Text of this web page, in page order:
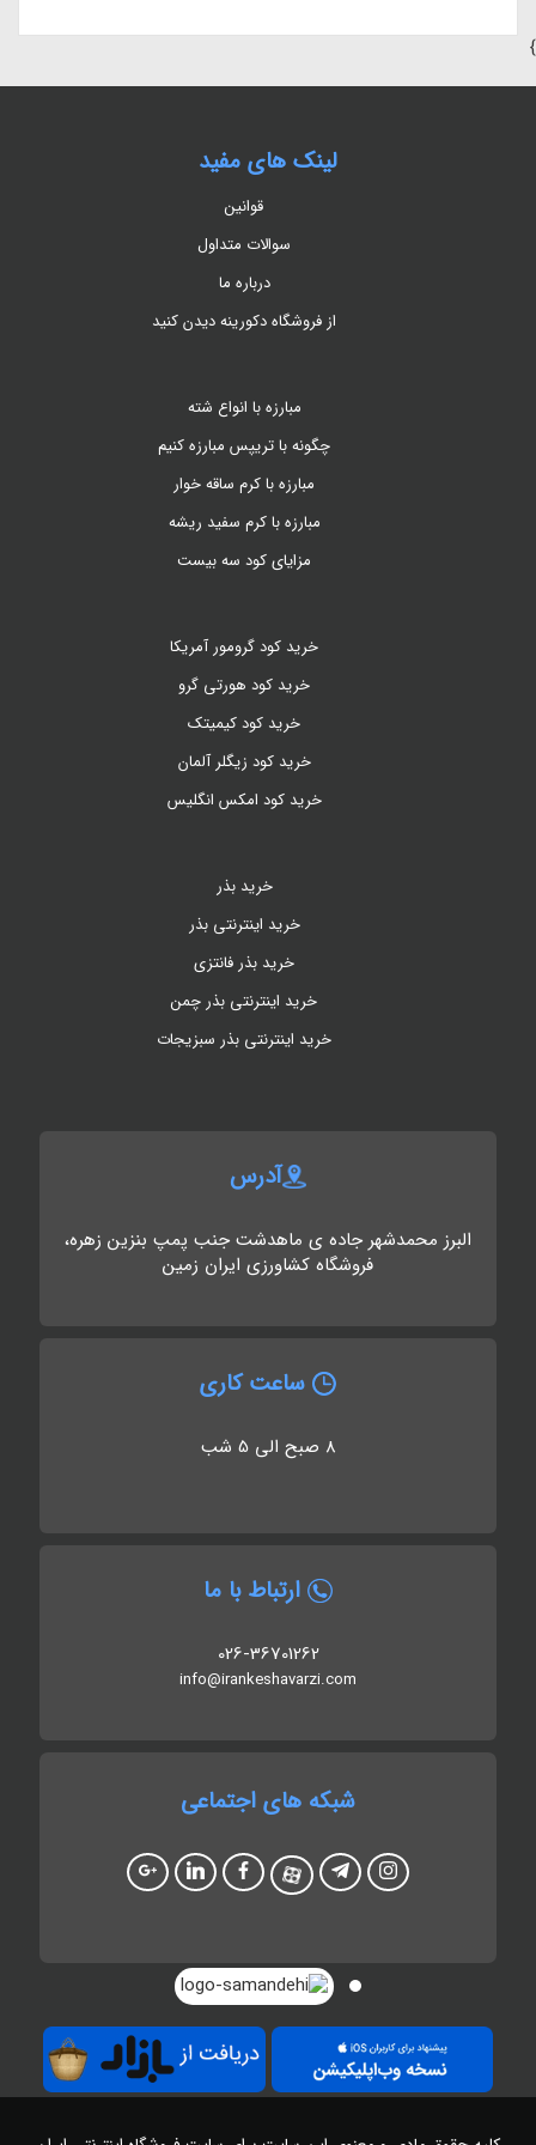
}
لینک های مفید
قوانین
سوالات متداول
درباره ما
از فروشگاه دکورینه دیدن کنید
مبارزه با انواع شته
چگونه با تریپس مبارزه کنیم
مبارزه با کرم ساقه خوار
مبارزه با کرم سفید ریشه
مزایای کود سه بیست
خرید کود گرومور آمریکا
خرید کود هورتی گرو
خرید کود کیمیتک
خرید کود زیگلر آلمان
خرید کود امکس انگلیس
خرید بذر
خرید اینترنتی بذر
خرید بذر فانتزی
خرید اینترنتی بذر چمن
خرید اینترنتی بذر سبزیجات
آدرس
البرز محمدشهر جاده ی ماهدشت جنب پمپ بنزین زهره،
فروشگاه کشاورزی ایران زمین
ساعت کاری
8 صبح الی 5 شب
ارتباط با ما
026-36701262
info@irankeshavarzi.com
شبکه های اجتماعی